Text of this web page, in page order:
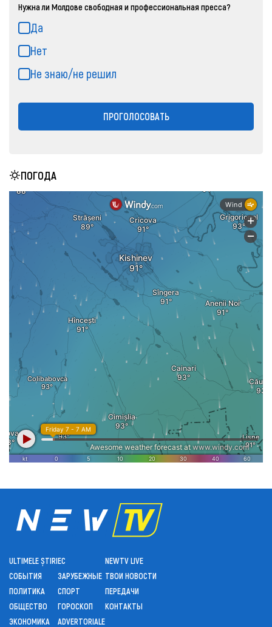
Нужна ли Молдове свободная и профессиональная пресса?
Да
Нет
Не знаю/не решил
ПРОГОЛОСОВАТЬ
ПОГОДА
ULTIMELE ȘTIRI
СОБЫТИЯ
ПОЛИТИКА
ОБЩЕСТВО
ЭКОНОМИКА
ЕС
ЗАРУБЕЖНЫЕ
СПОРТ
ГОРОСКОП
ADVERTORIALE
NEWTV LIVE
ТВОИ НОВОСТИ
ПЕРЕДАЧИ
КОНТАКТЫ